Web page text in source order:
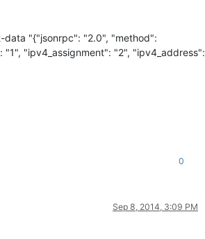
data "{"jsonrpc": "2.0", "method":
"ipv4_assignment": "2", "ipv4_address":
0
Sep 8, 2014, 3:09 PM